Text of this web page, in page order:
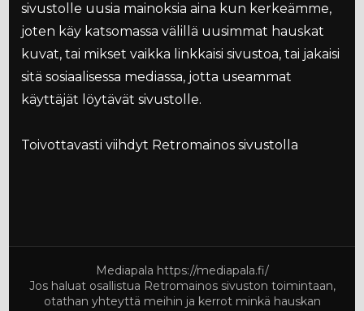
sivustolle uusia mainoksia aina kun kerkeämme,
joten käy katsomassa välillä uusimmat hauskat
kuvat, tai mikset vaikka linkkaisi sivustoa, tai jakaisi
sitä sosiaalisessa mediassa, jotta useammat
käyttäjät löytävät sivustolle.
Toivottavasti viihdyt Retromainos sivustolla
Mediapala https://mediapala.fi/
Jos haluat osallistua Retromainos sivuston toimintaan,
otathan yhteyttä meihin ja kerrot minkä hauskan